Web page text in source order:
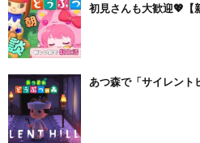
初見さんも大歓迎💖【
あつ森で「サイレント